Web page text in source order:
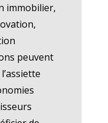
immobilier,
peuvent